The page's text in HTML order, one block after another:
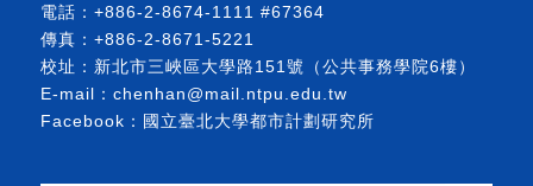
電話： +886-2-8674-1111 #67364
傳真：+886-2-8671-5221
校址：新北市三峽區大學路151號（公共事務學院6樓）
E-mail： chenhan@mail.ntpu.edu.tw
Facebook： 國立臺北大學都市計劃研究所